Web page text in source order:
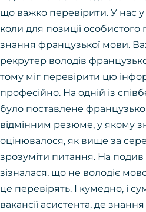
що важко перевірити. У нас
коли для позиції особистого
знання французької мови.
рекрутер володів
тому міг перевірити цю
професійно. На одній із
було поставлене
відмінним резюме, у якому
оцінювалося, як вище за
зрозуміти питання. На
зізналася, що не володіє
це перевірять. І кумедно, і
вакансії асистента, де